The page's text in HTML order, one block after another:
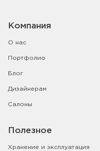
Компания
О нас
Портфолио
Блог
Дизайнерам
Салоны
Полезное
Хранение и эксплуатация